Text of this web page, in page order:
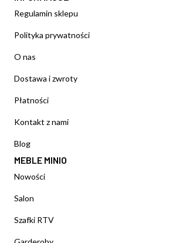
Regulamin sklepu
Polityka prywatności
O nas
Dostawa i zwroty
Płatności
Kontakt z nami
Blog
MEBLE MINIO
Nowości
Salon
Szafki RTV